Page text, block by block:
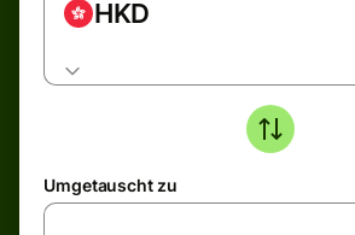
HKD
Umgetauscht zu